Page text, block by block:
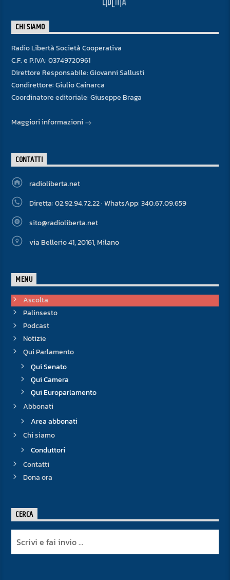
CHI SIAMO
Radio Libertà Società Cooperativa
C.F. e P.IVA: 03749720961
Direttore Responsabile: Giovanni Sallusti
Condirettore: Giulio Cainarca
Coordinatore editoriale: Giuseppe Braga
Maggiori informazioni
CONTATTI
radioliberta.net
Diretta: 02.92.94.72.22 · WhatsApp: 340.67.09.659
sito@radioliberta.net
via Bellerio 41, 20161, Milano
MENU
Ascolta
Palinsesto
Podcast
Notizie
Qui Parlamento
Qui Senato
Qui Camera
Qui Europarlamento
Abbonati
Area abbonati
Chi siamo
Conduttori
Contatti
Dona ora
CERCA